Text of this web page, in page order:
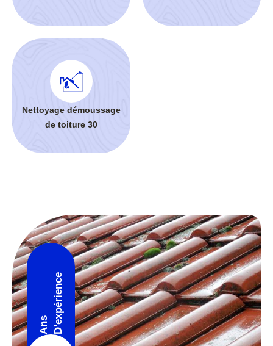
Nettoyage démoussage
de toiture 30
Ans D'expérience